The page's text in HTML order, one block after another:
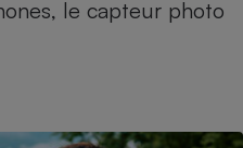
le capteur photo
Antivirus